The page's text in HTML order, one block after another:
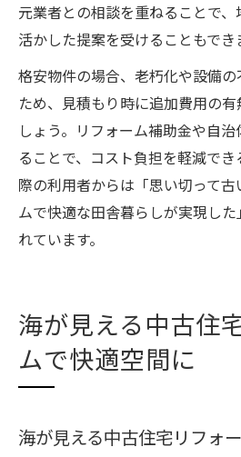
元業者との相談を重ねることで
活かした提案を受けることもでき
格安物件の場合、老朽化や設備
ため、見積もり時に追加費用の
しょう。リフォーム補助金や自
ることで、コスト負担を軽減で
際の利用者からは「思い切って
ムで快適な田舎暮らしが実現し
れています。
海が見える中古住
ムで快適空間に
海が見える中古住宅リフォ